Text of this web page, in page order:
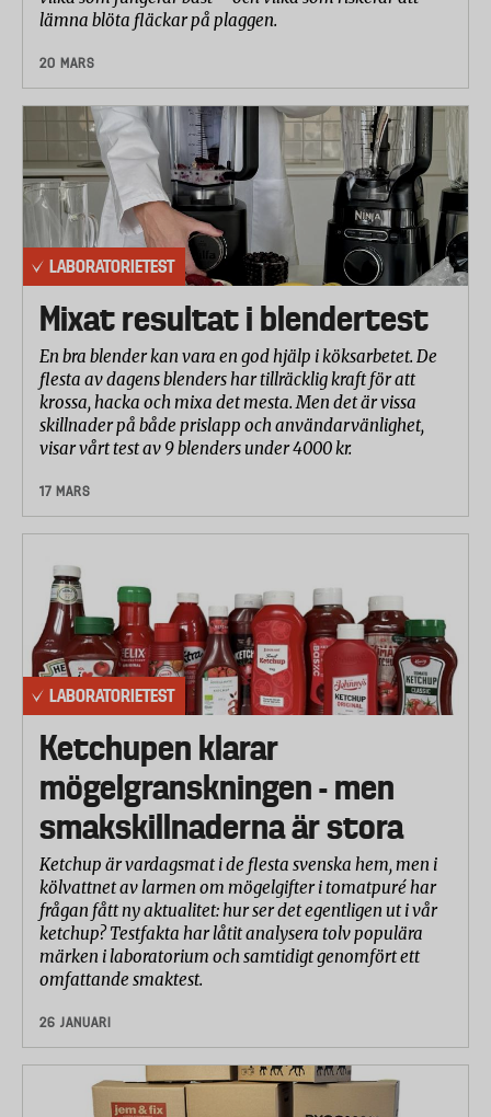
partiklarna utan även själva luften bildas det ozon.
Över vissa gränsvärden innebär ozon en hälsofara.
Gällande gränsvärden för ozon (EU’s riktlinjer) är
0,055 ppm (parts per million). Laboratoriet har mätt
skillnaden i ozonhalt mellan ingående och
utgående luft från de olika luftrenarna. Ingen av de
testade luftrenarna släppte ut ozon över gällande
EU-rekommendation (0,055 ppm).
Mätresultaten från testet har tolkats i samråd med
från 1 till 10 där 10 är bäst, baserat på laboratoriets
testresultat. Betyg under 6 ges endast om
prestandan är dålig eller sämre än vad man kan
förvänta sig för denna typ av produkt.
Betygen från de olika delmomenten har viktats
Mätningar vid 37 dB, eller närmast under 37 dB: 45 %
(33+33 %)
Ljudnivå (instrumentell mätning) 22 %
Energiförbrukning 11 %
Mätningar vid max-effekt: 45 %
Luftreningskapacitet för pollen och damm 67 %
(33+33 %)
Ljudnivå (instrumentell mätning) 22 %
Energiförbrukning 11 %
Användarvänlighet: 10 %
Kontroller 17 %
lämna blöta fläckar på plaggen.
20 MARS
LABORATORIETEST
Mixat resultat i blendertest
En bra blender kan vara en god hjälp i köksarbetet. De
flesta av dagens blenders har tillräcklig kraft för att
krossa, hacka och mixa det mesta. Men det är vissa
skillnader på både prislapp och användarvänlighet,
visar vårt test av 9 blenders under 4000 kr.
17 MARS
LABORATORIETEST
Ketchupen klarar
mögelgranskningen - men
smakskillnaderna är stora
Ketchup är vardagsmat i de flesta svenska hem, men i
kölvattnet av larmen om mögelgifter i tomatpuré har
frågan fått ny aktualitet: hur ser det egentligen ut i vår
ketchup? Testfakta har låtit analysera tolv populära
märken i laboratorium och samtidigt genomfört ett
omfattande smaktest.
26 JANUARI